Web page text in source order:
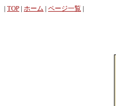
| TOP | ホーム | ページ一覧 |